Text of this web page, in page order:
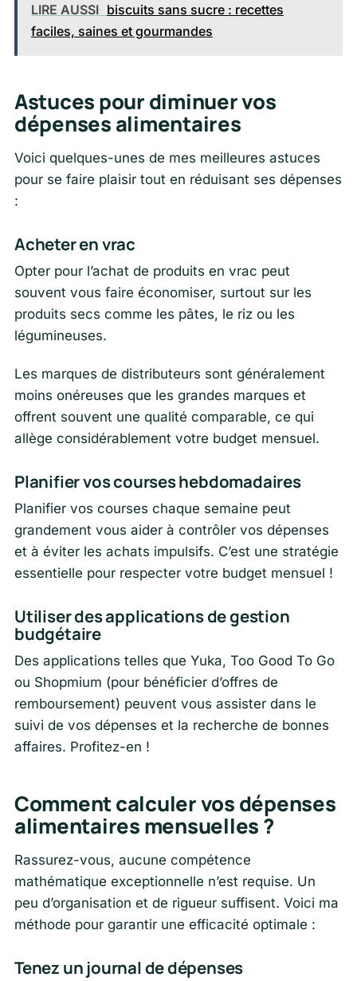
LIRE AUSSI biscuits sans sucre : recettes
faciles, saines et gourmandes
Astuces pour diminuer vos
dépenses alimentaires
Voici quelques-unes de mes meilleures astuces
pour se faire plaisir tout en réduisant ses dépenses
:
Acheter en vrac
Opter pour l’achat de produits en vrac peut
souvent vous faire économiser, surtout sur les
produits secs comme les pâtes, le riz ou les
légumineuses.
Les marques de distributeurs sont généralement
moins onéreuses que les grandes marques et
offrent souvent une qualité comparable, ce qui
allège considérablement votre budget mensuel.
Planifier vos courses hebdomadaires
Planifier vos courses chaque semaine peut
grandement vous aider à contrôler vos dépenses
et à éviter les achats impulsifs. C’est une stratégie
essentielle pour respecter votre budget mensuel !
Utiliser des applications de gestion
budgétaire
Des applications telles que Yuka, Too Good To Go
ou Shopmium (pour bénéficier d’offres de
remboursement) peuvent vous assister dans le
suivi de vos dépenses et la recherche de bonnes
affaires. Profitez-en !
Comment calculer vos dépenses
alimentaires mensuelles ?
Rassurez-vous, aucune compétence
mathématique exceptionnelle n’est requise. Un
peu d’organisation et de rigueur suffisent. Voici ma
méthode pour garantir une efficacité optimale :
Tenez un journal de dépenses